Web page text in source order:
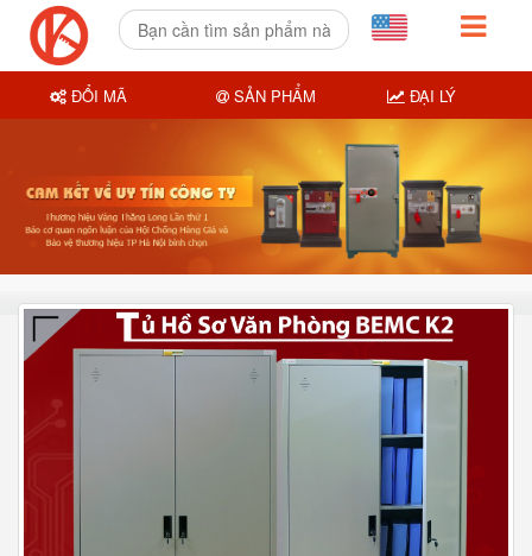
ĐỔI MÃ SẢN PHẨM ĐẠI LÝ